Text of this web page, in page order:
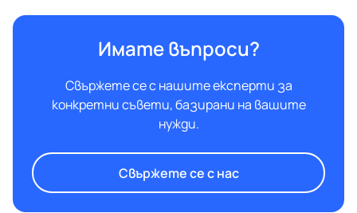
Имате въпроси?
Свържете се с нашите експерти за
конкретни съвети, базирани на вашите
нужди.
Свържете се с нас